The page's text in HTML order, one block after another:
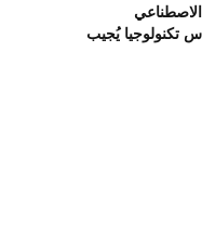
تكنولوجيا يُجيب